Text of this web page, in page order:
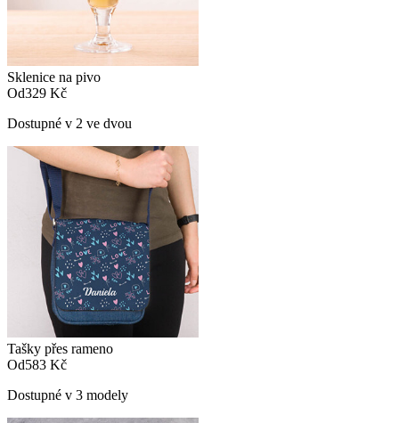
Sklenice na pivo
Od329 Kč
Dostupné v 2 ve dvou
Tašky přes rameno
Od583 Kč
Dostupné v 3 modely